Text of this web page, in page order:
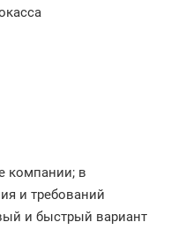
компании; в
и требований
и быстрый вариант